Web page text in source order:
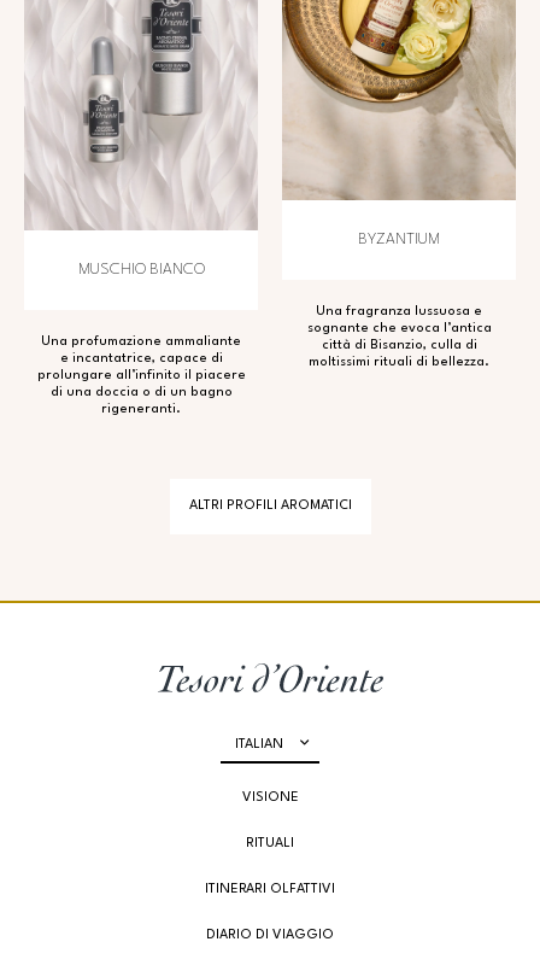
MUSCHIO BIANCO
Una profumazione ammaliante
e incantatrice, capace di
prolungare all’infinito il piacere
di una doccia o di un bagno
rigeneranti.
BYZANTIUM
Una fragranza lussuosa e
sognante che evoca l’antica
città di Bisanzio, culla di
moltissimi rituali di bellezza.
ALTRI PROFILI AROMATICI
ITALIAN
VISIONE
RITUALI
ITINERARI OLFATTIVI
DIARIO DI VIAGGIO